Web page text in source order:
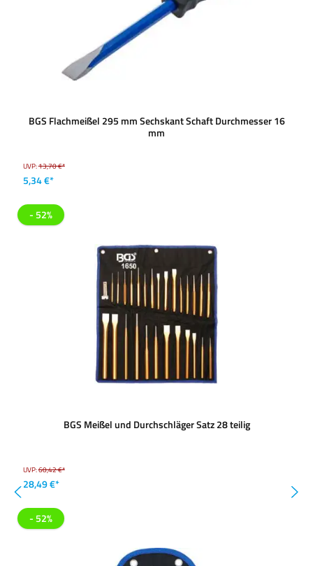
BGS Flachmeißel 295 mm Sechskant Schaft Durchmesser 16
mm
UVP:13,70 €*
5,34 €*
- 52%
BGS Meißel und Durchschläger Satz 28 teilig
UVP:60,42 €*
28,49 €*
- 52%